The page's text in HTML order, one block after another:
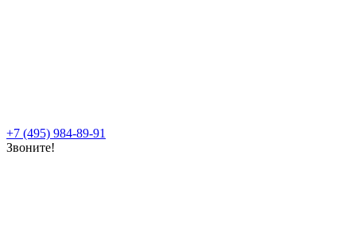
+7 (495) 984-89-91
Звоните!